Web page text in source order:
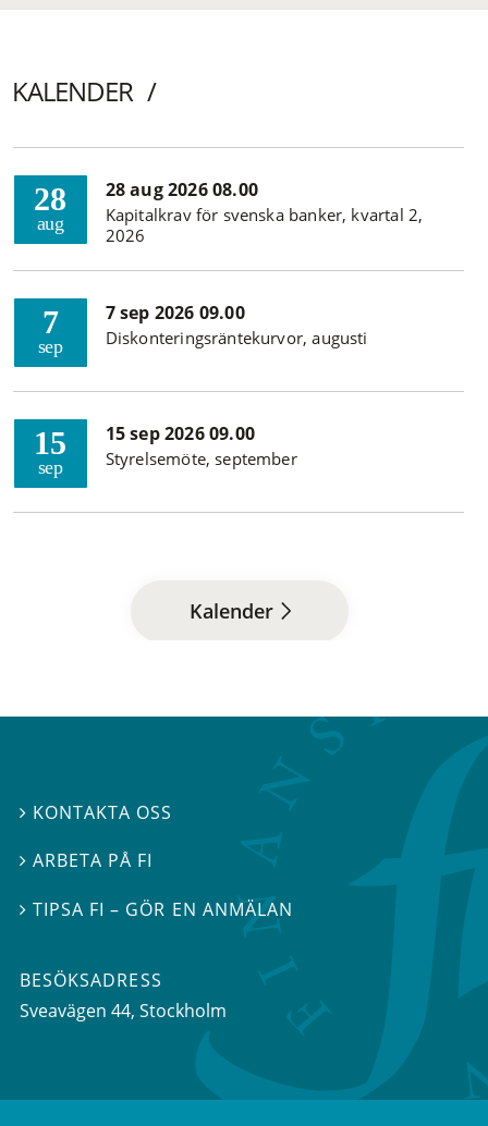
KALENDER
28
aug
28 aug 2026 08.00
Kapitalkrav för svenska banker, kvartal 2,
2026
7
sep
7 sep 2026 09.00
Diskonteringsräntekurvor, augusti
15
sep
15 sep 2026 09.00
Styrelsemöte, september
Kalender
 KONTAKTA OSS
ARBETA PÅ FI
TIPSA FI – GÖR EN ANMÄLAN
BESÖKSADRESS
Sveavägen 44, Stockholm